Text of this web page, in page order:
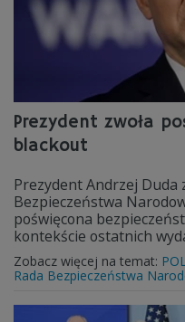
Prezydent zwoła
blackout
Prezydent Andrzej Duda
Bezpieczeństwa
poświęcona
kontekście ostatnich
Zobacz więcej na temat:
Rada Bezpieczeństwa